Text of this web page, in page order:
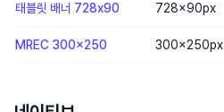
태블릿 배너 728x90 728×90px
MREC 300x250 300×250px